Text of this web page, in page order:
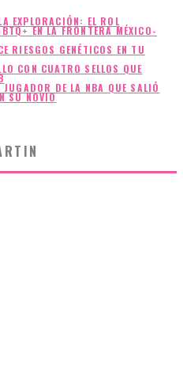
EXPLORACIÓN: EL ROL
EN LA FRONTERA MÉXICO-
RIESGOS GENÉTICOS EN TU
CON CUATRO SELLOS QUE
DE LA NBA QUE SALIÓ
SU NOVIO